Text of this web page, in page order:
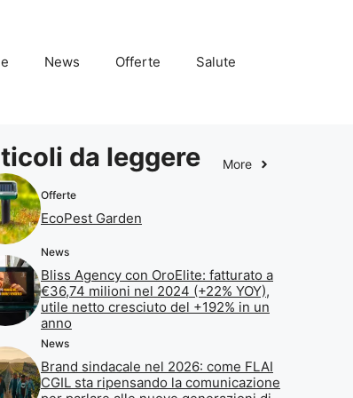
News Offerte Salute
da leggere More
Offerte
EcoPest Garden
News
Bliss Agency con OroElite: fatturato a
€36,74 milioni nel 2024 (+22% YOY),
utile netto cresciuto del +192% in un
anno
News
Brand sindacale nel 2026: come FLAI
CGIL sta ripensando la comunicazione